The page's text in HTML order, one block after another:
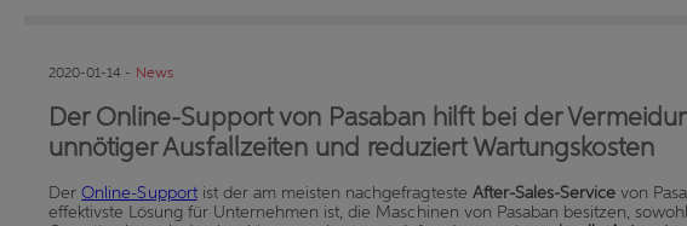
2020-01-14 - News
Der Online-Support von Pasaban hilft bei der
unnötiger Ausfallzeiten und reduziert Wartungskosten
DerOnline-Supportist der am meisten nachgefragteste After-Sales-Service von
effektivste Lösung für Unternehmen ist, die Maschinen von Pasaban besitzen,